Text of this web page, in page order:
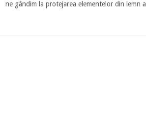
ne gândim la protejarea elementelor din lemn a